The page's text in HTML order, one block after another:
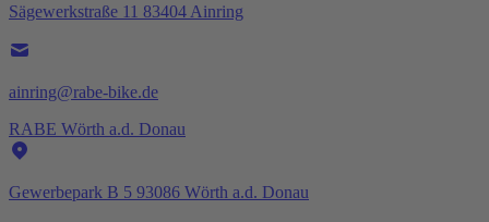
Sägewerkstraße 11 83404 Ainring
ainring@rabe-bike.de
RABE Wörth a.d. Donau
Gewerbepark B 5 93086 Wörth a.d. Donau